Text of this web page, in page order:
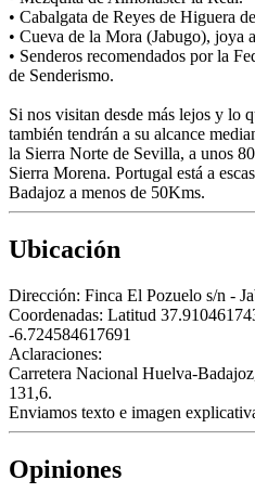
• Cabalgata de Reyes de Higuera
• Cueva de la Mora (Jabugo), joya
• Senderos recomendados por la
de Senderismo.
Si nos visitan desde más lejos y lo
también tendrán a su alcance
la Sierra Norte de Sevilla, a unos
Sierra Morena. Portugal está a
Badajoz a menos de 50Kms.
Ubicación
Dirección: Finca El Pozuelo s/n -
Coordenadas: Latitud
-6.724584617691
Aclaraciones:
Carretera Nacional Huelva-
131,6.
Enviamos texto e imagen
Opiniones